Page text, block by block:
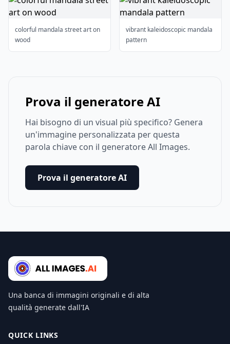
colorful mandala street art on
wood
vibrant kaleidoscopic mandala
pattern
Prova il generatore AI
Hai bisogno di un visual più specifico? Genera
un'immagine personalizzata per questa
parola chiave con il generatore All Images.
Prova il generatore AI
Una banca di immagini originali e di alta
qualità generate dall'IA
QUICK LINKS